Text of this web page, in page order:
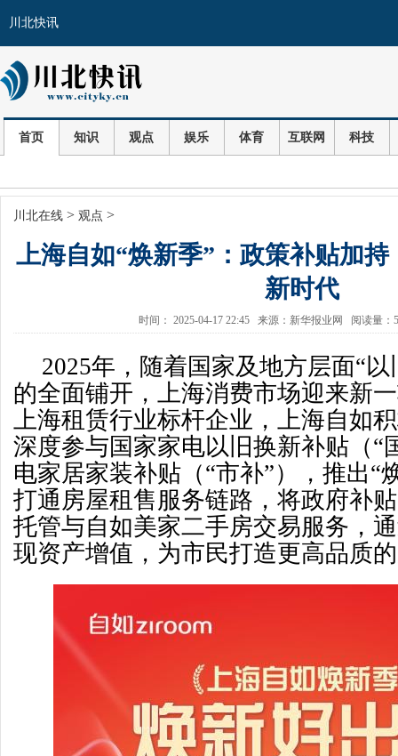
川北快讯
首页 知识 观点 娱乐 体育 互联网 科技
川北在线> 观点 >
上海自如“焕新季”：政策补贴加
新时代
时间： 2025-04-17 22:45 来源：新华报业网 阅读量
2025年，随着国家及地方层面“
的全面铺开，上海消费市场迎来新
上海租赁行业标杆企业，上海自如
深度参与国家家电以旧换新补贴（“
电家居家装补贴（“市补”），推出“
打通房屋租售服务链路，将政府补
托管与自如美家二手房交易服务，
现资产增值，为市民打造更高品质